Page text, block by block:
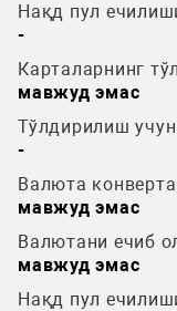
Нақд пул
-
Карталарнинг
мавжуд эмас
Тўлдирилиш
-
Валюта
мавжуд эмас
Валютани ечиб
мавжуд эмас
Нақд пул